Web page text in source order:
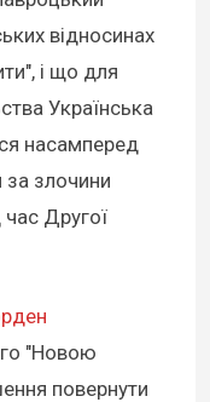
відносинах
і що для
Українська
насамперед
злочини
Другої
"Новою
повернути